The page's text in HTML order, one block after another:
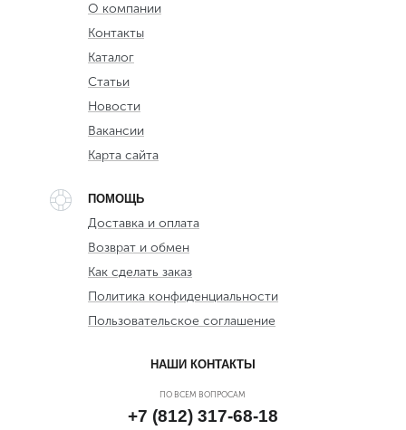
О компании
Контакты
Каталог
Статьи
Новости
Вакансии
Карта сайта
ПОМОЩЬ
Доставка и оплата
Возврат и обмен
Как сделать заказ
Политика конфиденциальности
Пользовательское соглашение
НАШИ КОНТАКТЫ
ПО ВСЕМ ВОПРОСАМ
+7 (812) 317-68-18